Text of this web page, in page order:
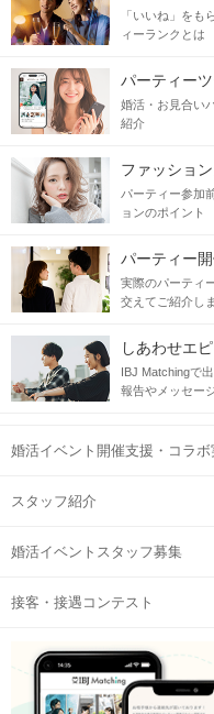
「いいね」をも
ィーランクとは
パーティー
婚活・お見合い
紹介
ファッショ
パーティー参加
ョンのポイント
パーティー
実際のパーティ
交えてご紹介し
しあわせエ
IBJ Matchingで
報告やメッセー
婚活イベント開催支援・コラボ
スタッフ紹介
婚活イベントスタッフ募集
接客・接遇コンテスト